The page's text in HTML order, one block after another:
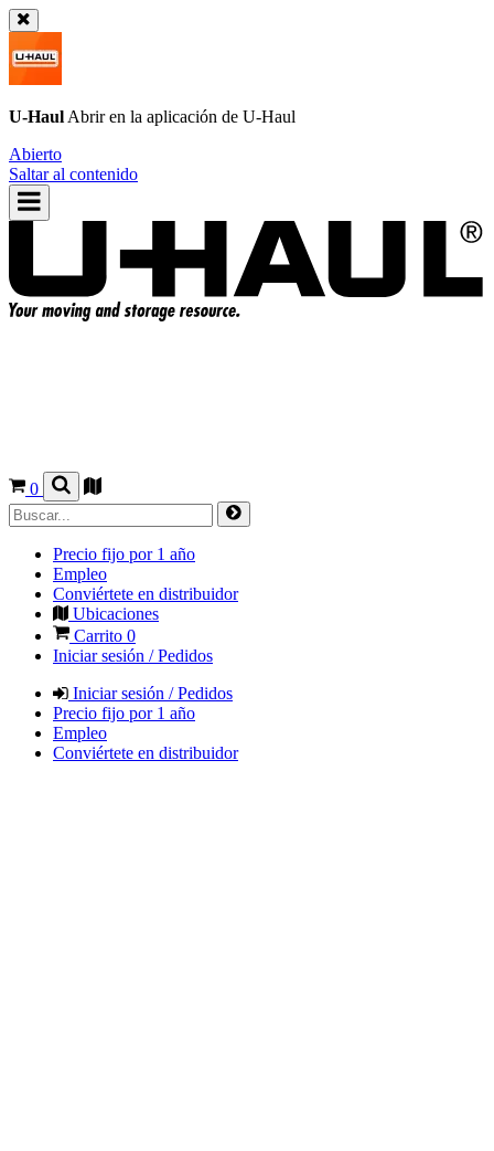
U-Haul Abrir en la aplicación de U-Haul
Abierto
Saltar al contenido
0
Precio fijo por 1 año
Empleo
Conviértete en distribuidor
Ubicaciones
Carrito 0
Iniciar sesión / Pedidos
Iniciar sesión / Pedidos
Precio fijo por 1 año
Empleo
Conviértete en distribuidor